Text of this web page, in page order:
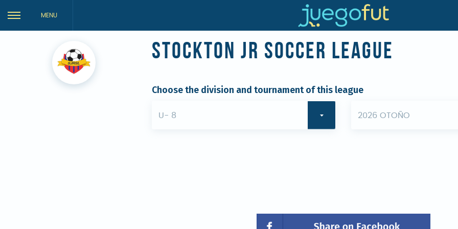
MENU
Stockton JR Soccer League
Choose the division and tournament of this league